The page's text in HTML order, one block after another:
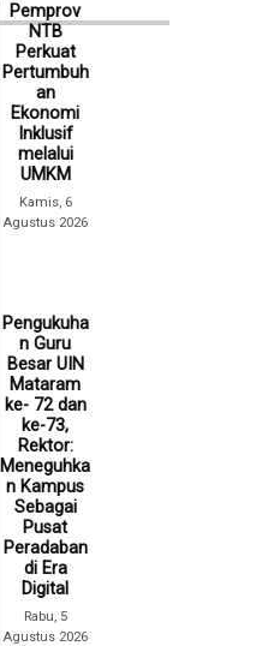
Pemprov
NTB
Perkuat
Pertumbuh
an
Ekonomi
Inklusif
melalui
UMKM
Kamis, 6
Agustus 2026
Pengukuha
n Guru
Besar UIN
Mataram
ke- 72 dan
ke-73,
Rektor:
Meneguhka
n Kampus
Sebagai
Pusat
Peradaban
di Era
Digital
Rabu, 5
Agustus 2026